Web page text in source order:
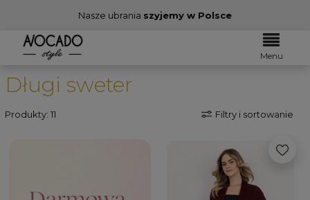
Nasze ubrania szyjemy w Polsce
Menu
Długi sweter
Produkty: 11 Filtry i sortowanie